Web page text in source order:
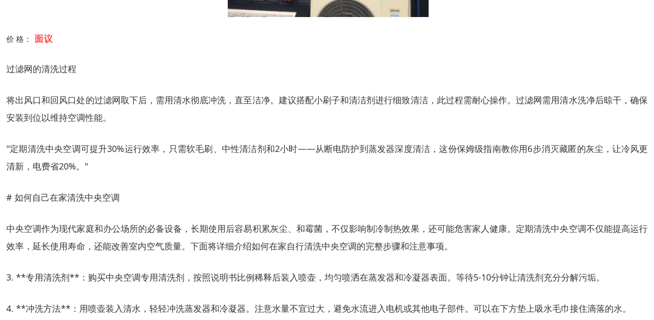
价 格： 面议
过滤网的清洗过程
将出风口和回风口处的过滤网取下后，需用清水彻底冲洗，直至洁净。建议搭配小刷子和清洁剂进行细致清洁，此过程需耐心操作。过滤网需用清水洗净后晾干，确保
安装到位以维持空调性能。
"定期清洗中央空调可提升30%运行效率，只需软毛刷、中性清洁剂和2小时——从断电防护到蒸发器深度清洁，这份保姆级指南教你用6步消灭藏匿的灰尘，让冷风更
清新，电费省20%。"
# 如何自己在家清洗中央空调
中央空调作为现代家庭和办公场所的必备设备，长期使用后容易积累灰尘、和霉菌，不仅影响制冷制热效果，还可能危害家人健康。定期清洗中央空调不仅能提高运行
效率，延长使用寿命，还能改善室内空气质量。下面将详细介绍如何在家自行清洗中央空调的完整步骤和注意事项。
3. **专用清洗剂**：购买中央空调专用清洗剂，按照说明书比例稀释后装入喷壶，均匀喷洒在蒸发器和冷凝器表面。等待5-10分钟让清洗剂充分分解污垢。
4. **冲洗方法**：用喷壶装入清水，轻轻冲洗蒸发器和冷凝器。注意水量不宜过大，避免水流进入电机或其他电子部件。可以在下方垫上吸水毛巾接住滴落的水。